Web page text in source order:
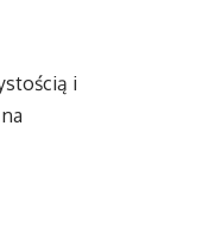
i